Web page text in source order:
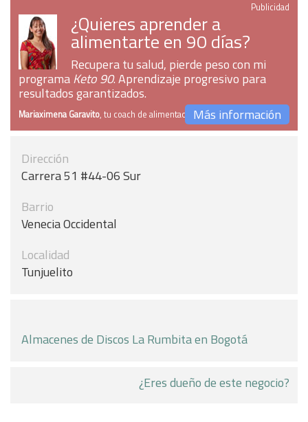
Publicidad
¿Quieres aprender a
alimentarte en 90 días?
Recupera tu salud, pierde peso con mi
programaKeto 90. Aprendizaje progresivo para
resultados garantizados.
Mariaximena Garavito, tu coach de alimentaciónMás información
Dirección
Carrera 51 #44-06 Sur
Barrio
Venecia Occidental
Localidad
Tunjuelito
Almacenes de Discos La Rumbita en Bogotá
¿Eres dueño de este negocio?